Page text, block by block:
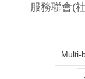
服務聯會(
Multi-